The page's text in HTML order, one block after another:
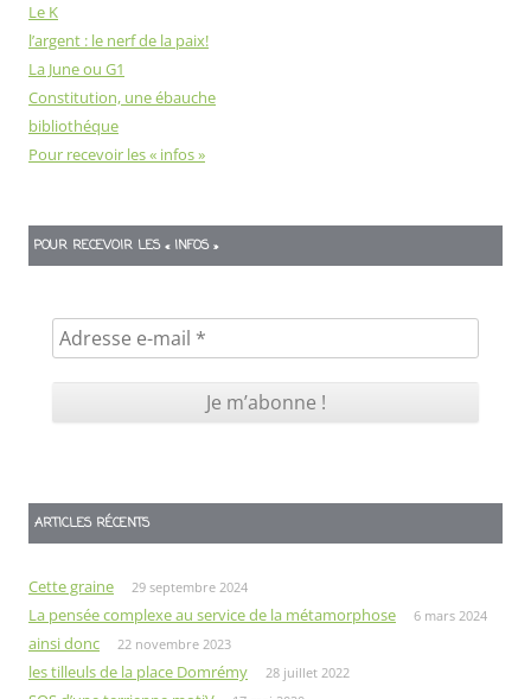
Le K
l’argent : le nerf de la paix!
La June ou G1
Constitution, une ébauche
bibliothéque
Pour recevoir les « infos »
POUR RECEVOIR LES « INFOS »
ARTICLES RÉCENTS
Cette graine 29 septembre 2024
La pensée complexe au service de la métamorphose 6 mars 2024
ainsi donc 22 novembre 2023
les tilleuls de la place Domrémy 28 juillet 2022